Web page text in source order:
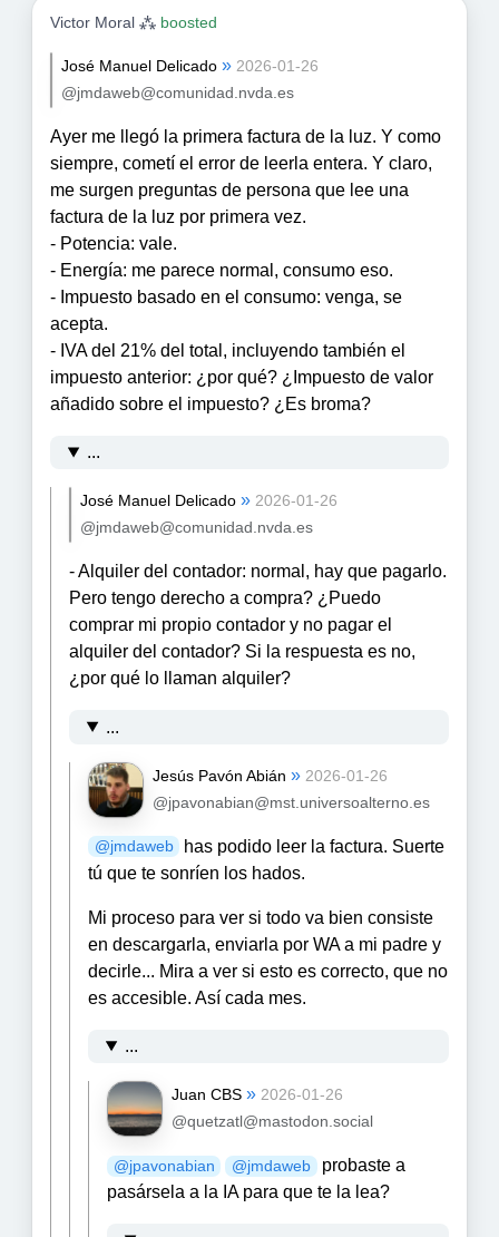
Victor Moral ⁂boosted
José Manuel Delicado » 2026-01-26
@jmdaweb@comunidad.nvda.es
Ayer me llegó la primera factura de la luz. Y como
siempre, cometí el error de leerla entera. Y claro,
me surgen preguntas de persona que lee una
factura de la luz por primera vez.
- Potencia: vale.
- Energía: me parece normal, consumo eso.
- Impuesto basado en el consumo: venga, se
acepta.
- IVA del 21% del total, incluyendo también el
impuesto anterior: ¿por qué? ¿Impuesto de valor
añadido sobre el impuesto? ¿Es broma?
...
José Manuel Delicado » 2026-01-26
@jmdaweb@comunidad.nvda.es
- Alquiler del contador: normal, hay que pagarlo.
Pero tengo derecho a compra? ¿Puedo
comprar mi propio contador y no pagar el
alquiler del contador? Si la respuesta es no,
¿por qué lo llaman alquiler?
...
Jesús Pavón Abián » 2026-01-26
@jpavonabian@mst.universoalterno.es
@jmdaweb
has podido leer la factura. Suerte
tú que te sonríen los hados.
Mi proceso para ver si todo va bien consiste
en descargarla, enviarla por WA a mi padre y
decirle... Mira a ver si esto es correcto, que no
es accesible. Así cada mes.
...
Juan CBS » 2026-01-26
@quetzatl@mastodon.social
@jpavonabian @jmdaweb probaste a
pasársela a la IA para que te la lea?